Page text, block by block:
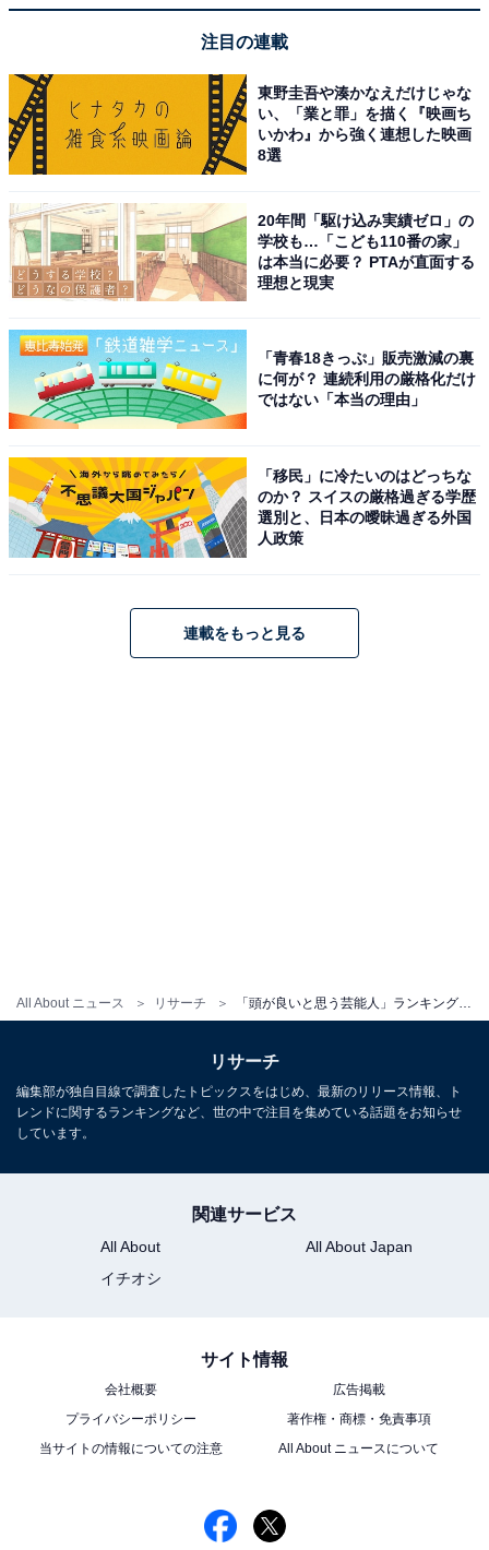
All About ニュース リサーチ
金髪のセミロングヘアに全身真っ赤な衣装で独特の外見
ですが、面白さと頭の良さを兼ね備えています。これま
で多数のクイズ番組でも活躍しており、現在は『カズレ
ーザーと学ぶ。』（日本テレビ系）という冠番組も放送
中です。
アンケート回答者からは、「クイズ番組で活躍している
から（20代女性）」「コメントがいつも端的で的確だか
ら（40代男性）」「知識の量も豊富だし普通の人とは考
切れのある独自味方で意見できるから（40代女性）」
「話の切り口がいい。頭の回転が速くないとああいう展
開はできない（50代男性）」といったコメントが集まり
※回答コメントは原文ママです
＞次ページ：10位までのランキング結果
「実は高学歴」と知って驚いた男性俳優ランキ
ング！ 2位 岩田剛典（慶應義塾大学）、1位
2
注目の連載
東野圭吾や湊かなえだけじゃな
い、「業と罪」を描く『映画ち
いかわ』から強く連想した映画
8選
20年間「駆け込み実績ゼロ」の
学校も…「こども110番の家」
は本当に必要？ PTAが直面する
理想と現実
「青春18きっぷ」販売激減の裏
に何が？ 連続利用の厳格化だけ
ではない「本当の理由」
「移民」に冷たいのはどっちな
のか？ スイスの厳格過ぎる学歴
選別と、日本の曖昧過ぎる外国
人政策
連載をもっと見る
リサーチ
編集部が独自目線で調査したトピックスをはじめ、最新のリリース情報、ト
レンドに関するランキングなど、世の中で注目を集めている話題をお知らせ
しています。
関連サービス
All About
All About Japan
イチオシ
サイト情報
会社概要
広告掲載
プライバシーポリシー
著作権・商標・免責事項
当サイトの情報についての注意
All About ニュースについて